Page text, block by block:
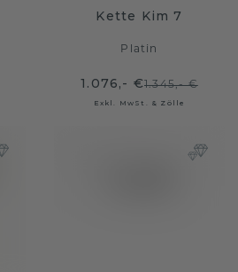
Kette Kim 7
Platin
1.076,- €1.345,- €
Exkl. MwSt. & Zölle